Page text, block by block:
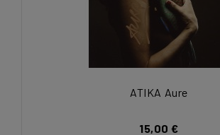
ATIKA Aure
15,00 €